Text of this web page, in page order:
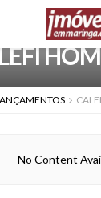
No Content